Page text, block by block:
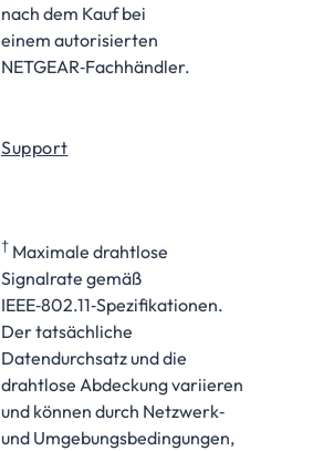
nach dem Kauf bei
einem autorisierten
NETGEAR‑Fachhändler.
Support
† Maximale drahtlose
Signalrate gemäß
IEEE‑802.11‑Spezifikationen.
Der tatsächliche
Datendurchsatz und die
drahtlose Abdeckung variieren
und können durch Netzwerk‑
und Umgebungsbedingungen,